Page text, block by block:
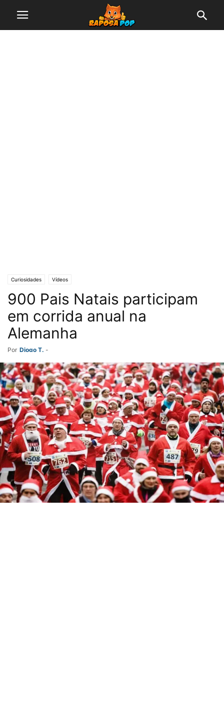
Curiosidades Vídeos
900 Pais Natais participam
em corrida anual na
Alemanha
Por Diogo T. -